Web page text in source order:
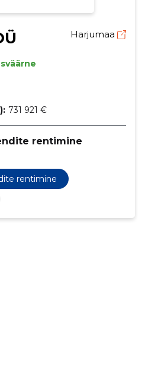
Harjumaa
731 921 €
rentimine
rentimine